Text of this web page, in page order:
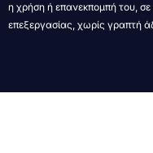
η χρήση ή επανεκπομπή του,
επεξεργασίας, χωρίς γραπτή